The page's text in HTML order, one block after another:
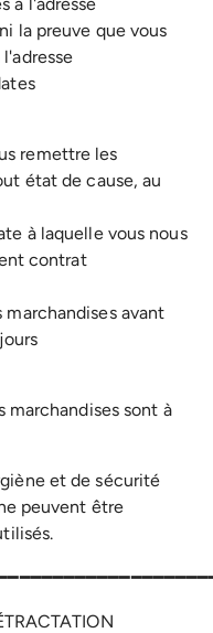
la preuve que vous
remettre les
état de cause, au
à laquelle vous nous
contrat
avant
marchandises sont à
et de sécurité
peuvent être